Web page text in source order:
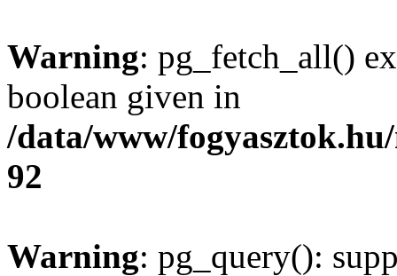
Warning: pg_fetch_all()
boolean given in
/data/www/
92
Warning: pg_query():